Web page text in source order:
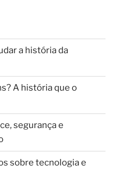
a história da
A história que o
segurança e
sobre tecnologia e